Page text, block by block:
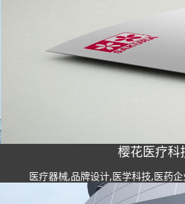
樱花医疗科
医疗器械,品牌设计,医学科技,医药